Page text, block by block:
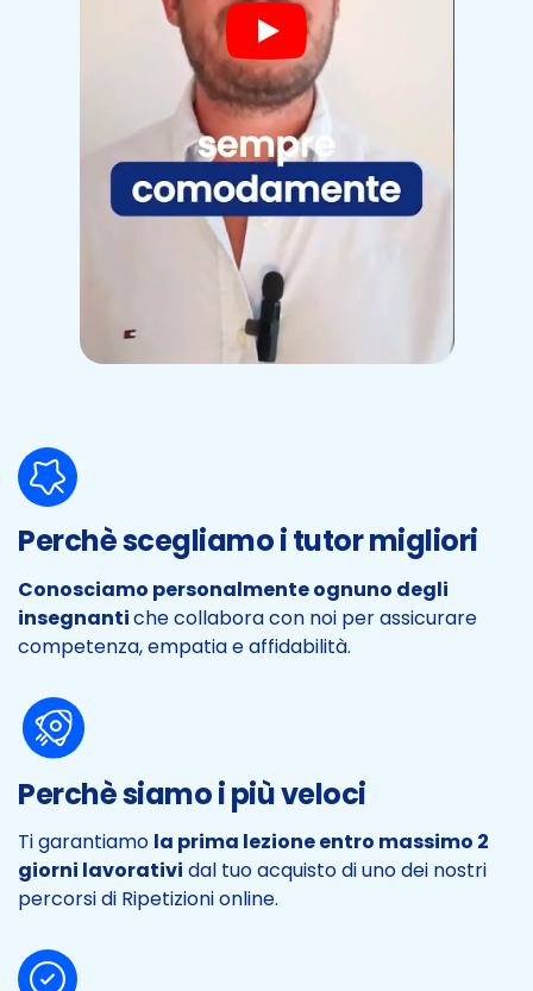
Perchè scegliamo i tutor migliori
Conosciamo personalmente ognuno degli
insegnantiche collabora con noi per assicurare
competenza, empatia e affidabilità.
Perchè siamo i più veloci
Ti garantiamo la prima lezione entro massimo 2
giorni lavorativi dal tuo acquisto di uno dei nostri
percorsi di Ripetizioni online.